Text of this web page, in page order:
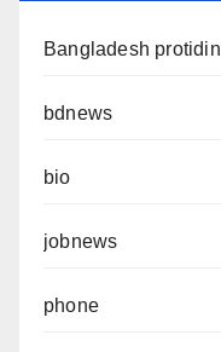
Bangladesh protidin
bdnews
bio
jobnews
phone